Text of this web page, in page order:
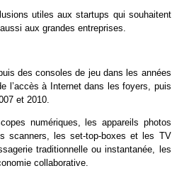
utiles aux startups qui souhaitent
aux grandes entreprises.
des consoles de jeu dans les années
l’accès à Internet dans les foyers, puis
et 2010.
numériques, les appareils photos
scanners, les set-top-boxes et les TV
traditionnelle ou instantanée, les
collaborative.